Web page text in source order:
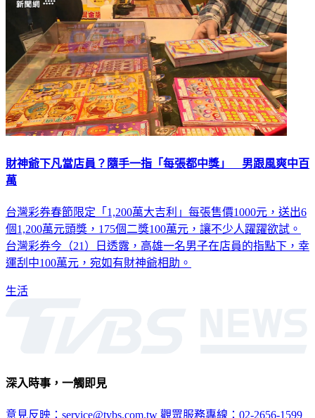
財神爺下凡當店員？隨手一指「每張都中獎」 男跟風爽中百
萬
台灣彩券春節限定「1,200萬大吉利」每張售價1000元，送出6
個1,200萬元頭獎，175個二獎100萬元，讓不少人躍躍欲試。
台灣彩券今（21）日透露，高雄一名男子在店員的指點下，幸
運刮中100萬元，宛如有財神爺相助。
生活
深入時事，一觸即見
意見反映：service@tvbs.com.tw 觀眾服務專線：02-2656-1599